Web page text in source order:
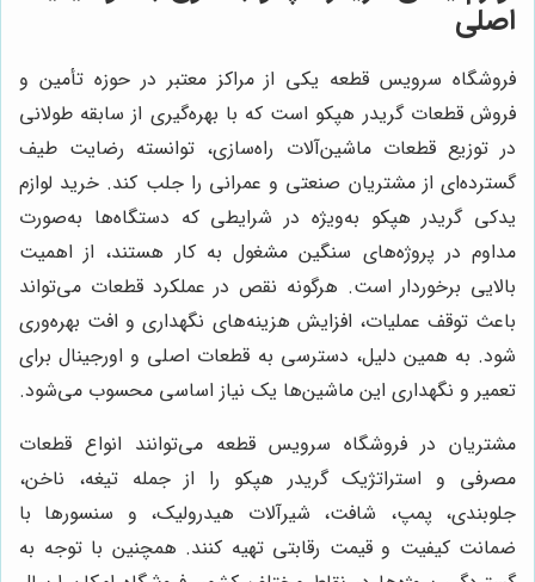
اصلی
فروشگاه سرویس قطعه یکی از مراکز معتبر در حوزه تأمین و
فروش قطعات گريدر هپكو است که با بهره‌گیری از سابقه طولانی
در توزیع قطعات ماشین‌آلات راه‌سازی، توانسته رضایت طیف
گسترده‌ای از مشتریان صنعتی و عمرانی را جلب کند. خرید لوازم
يدكى گريدر هپكو به‌ویژه در شرایطی که دستگاه‌ها به‌صورت
مداوم در پروژه‌های سنگین مشغول به کار هستند، از اهمیت
بالایی برخوردار است. هرگونه نقص در عملکرد قطعات می‌تواند
باعث توقف عملیات، افزایش هزینه‌های نگهداری و افت بهره‌وری
شود. به همین دلیل، دسترسی به قطعات اصلی و اورجینال برای
تعمیر و نگهداری این ماشین‌ها یک نیاز اساسی محسوب می‌شود.
مشتریان در فروشگاه سرویس قطعه می‌توانند انواع قطعات
مصرفی و استراتژیک گريدر هپكو را از جمله تیغه، ناخن،
جلوبندی، پمپ، شافت، شیرآلات هیدرولیک، و سنسورها با
ضمانت کیفیت و قیمت رقابتی تهیه کنند. همچنین با توجه به